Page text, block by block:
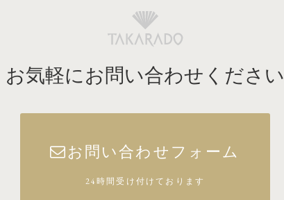
お気軽にお問い合わせください
お問い合わせフォーム
24時間受け付けております